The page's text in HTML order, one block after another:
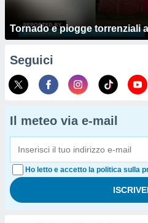
Tornado e piogge torrenziali
Seguici
Il meteo via e-mail
Ho letto e accetto la politica sulla